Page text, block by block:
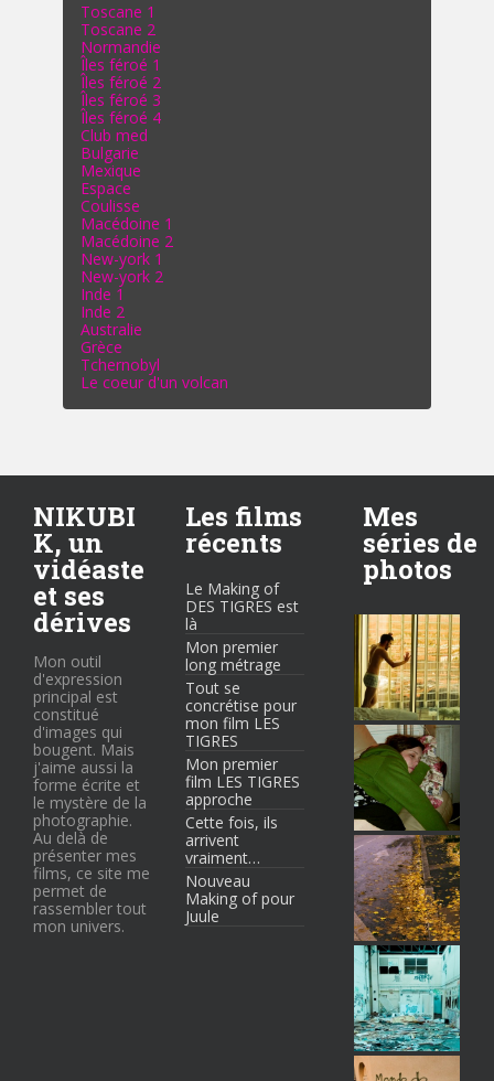
Toscane 1
Toscane 2
Normandie
Îles féroé 1
Îles féroé 2
Îles féroé 3
Îles féroé 4
Club med
Bulgarie
Mexique
Espace
Coulisse
Macédoine 1
Macédoine 2
New-york 1
New-york 2
Inde 1
Inde 2
Australie
Grèce
Tchernobyl
Le coeur d'un volcan
NIKUBI
K, un
vidéaste
et ses
dérives
Mon outil
d'expression
principal est
constitué
d'images qui
bougent. Mais
j'aime aussi la
forme écrite et
le mystère de la
photographie.
Au delà de
présenter mes
films, ce site me
permet de
rassembler tout
mon univers.
Les films
récents
Le Making of
DES TIGRES est
là
Mon premier
long métrage
Tout se
concrétise pour
mon film LES
TIGRES
Mon premier
film LES TIGRES
approche
Cette fois, ils
arrivent
vraiment…
Nouveau
Making of pour
Juule
Mes
séries de
photos